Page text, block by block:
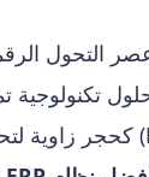
التحول
تكنولوجية